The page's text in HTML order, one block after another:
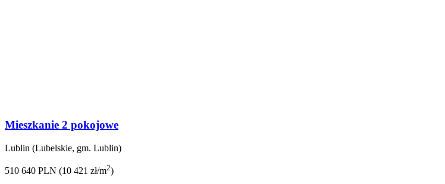
Mieszkanie 2 pokojowe
Lublin (Lubelskie, gm. Lublin)
510 640 PLN (10 421 zł/m2)